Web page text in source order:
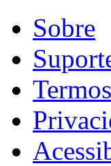
Sobre